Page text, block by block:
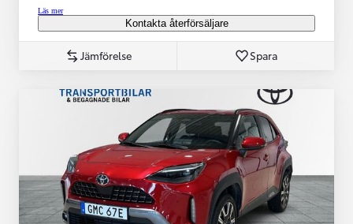
Läs mer
Kontakta återförsäljare
Jämförelse Spara